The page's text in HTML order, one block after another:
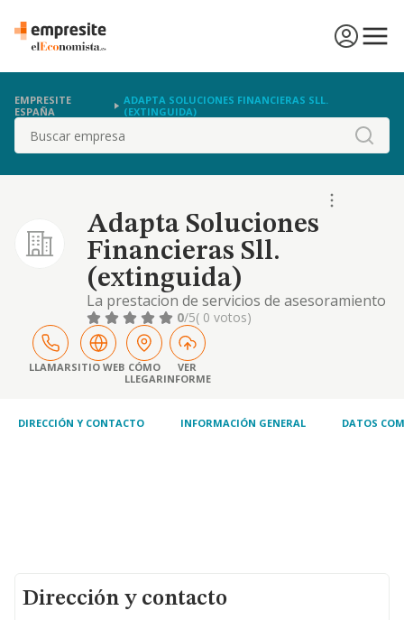
EMPRESITE
ESPAÑA
ADAPTA SOLUCIONES FINANCIERAS SLL.
(EXTINGUIDA)
Buscar
Adapta Soluciones
Financieras Sll.
(extinguida)
La prestacion de servicios de asesoramiento
fiscal, contable y economico-financiero.
tramites de presentacion de documentacion
por cuenta de terceros, a entidades
bancarias o financieras y a entidades
aseguradoras para e
0/5( 0 votos)
LLAMARSITIO WEB CÓMO
LLEGAR
VER
INFORME
DIRECCIÓN Y CONTACTO INFORMACIÓN GENERAL DATOS
Dirección y contacto